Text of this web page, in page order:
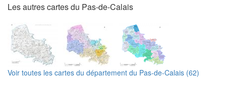
Les autres cartes du Pas-de-Calais
Voir toutes les cartes du département du Pas-de-Calais (62)